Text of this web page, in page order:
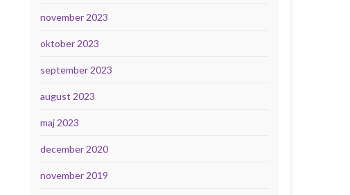
november 2023
oktober 2023
september 2023
august 2023
maj 2023
december 2020
november 2019